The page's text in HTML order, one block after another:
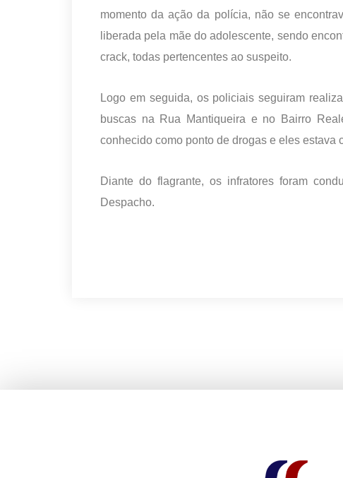
momento da ação da polícia, não se
liberada pela mãe do adolescente, sendo
crack, todas pertencentes ao suspeito.
Logo em seguida, os policiais seguiram
buscas na Rua Mantiqueira e no Bairro
conhecido como ponto de drogas e eles estava
Diante do flagrante, os infratores foram
Despacho.